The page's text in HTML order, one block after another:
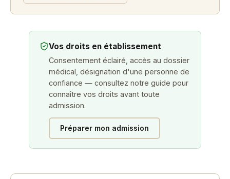
Vos droits en établissement
Consentement éclairé, accès au dossier
médical, désignation d'une personne de
confiance — consultez notre guide pour
connaître vos droits avant toute
admission.
Préparer mon admission